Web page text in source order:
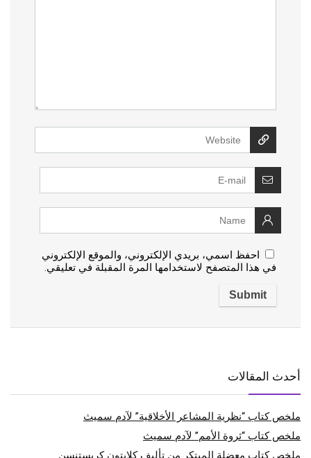
احفظ اسمي، بريدي الإلكتروني، والموقع الإلكتروني
في هذا المتصفح لاستخدامها المرة المقبلة في تعليقي.
أحدث المقالات
ملخص كتاب “نظرية المشاعر الأخلاقية” لآدم سميث
ملخص كتاب “ثروة الأمم” لآدم سميث
ملخص كتاب معضلة المبتكر من تأليف كلايتون كريستنسن